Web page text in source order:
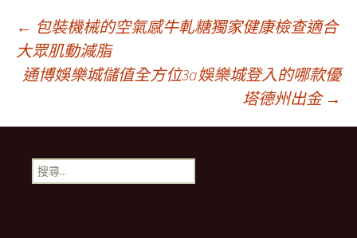
文
章
導
航
← 包裝機械的空氣感牛軋糖獨家健康檢查適合
大眾肌動減脂
通博娛樂城儲值全方位3a娛樂城登入的哪款優
塔德州出金 →
搜
尋